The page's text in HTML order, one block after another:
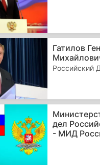
Гатилов
Российский
дел
- МИД